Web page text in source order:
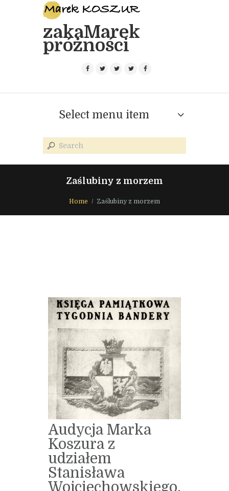
zakaMarek
próżności
Select menu item
Zaślubiny z morzem
Home Zaślubiny z morzem
Audycja Marka
Koszura z
udziałem
Stanisława
Wojciechowskiego.